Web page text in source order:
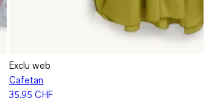
Exclu web
Cafetan
35.95 CHF